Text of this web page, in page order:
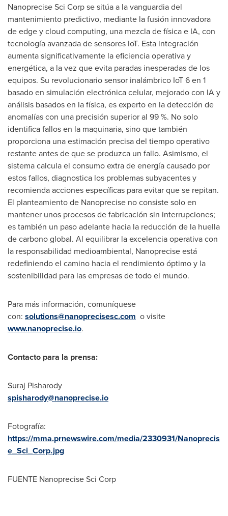
Nanoprecise Sci Corp se sitúa a la vanguardia del
mantenimiento predictivo, mediante la fusión innovadora
de edge y cloud computing, una mezcla de física e IA, con
tecnología avanzada de sensores IoT. Esta integración
aumenta significativamente la eficiencia operativa y
energética, a la vez que evita paradas inesperadas de los
equipos. Su revolucionario sensor inalámbrico IoT 6 en 1
basado en simulación electrónica celular, mejorado con IA y
análisis basados en la física, es experto en la detección de
anomalías con una precisión superior al 99 %. No solo
identifica fallos en la maquinaria, sino que también
proporciona una estimación precisa del tiempo operativo
restante antes de que se produzca un fallo. Asimismo, el
sistema calcula el consumo extra de energía causado por
estos fallos, diagnostica los problemas subyacentes y
recomienda acciones específicas para evitar que se repitan.
El planteamiento de Nanoprecise no consiste solo en
mantener unos procesos de fabricación sin interrupciones;
es también un paso adelante hacia la reducción de la huella
de carbono global. Al equilibrar la excelencia operativa con
la responsabilidad medioambiental, Nanoprecise está
redefiniendo el camino hacia el rendimiento óptimo y la
sostenibilidad para las empresas de todo el mundo.
Para más información, comuníquese
con: solutions@nanoprecisesc.com o visite
www.nanoprecise.io.
Contacto para la prensa:
Suraj Pisharody
spisharody@nanoprecise.io
Fotografía:
https://mma.prnewswire.com/media/2330931/Nanoprecis
e_Sci_Corp.jpg
FUENTE Nanoprecise Sci Corp